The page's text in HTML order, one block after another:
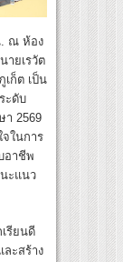
. ณ ห้อง
ายเรวัต
ก็ต เป็น
ะดับ
า 2569
ในการ
อาชีพ
นะแนว
รียนดี
ละสร้าง